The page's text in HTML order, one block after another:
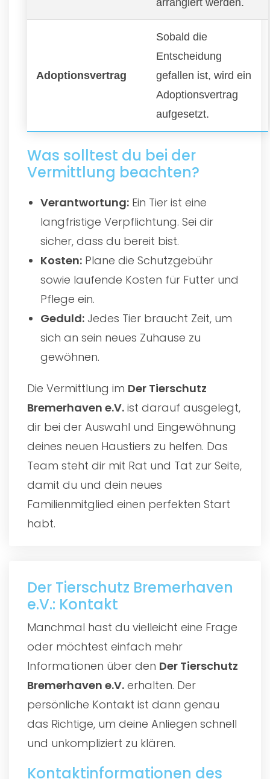
Adoptionsvertrag
Sobald die
Entscheidung
gefallen ist, wird ein
Adoptionsvertrag
aufgesetzt.
Was solltest du bei der
Vermittlung beachten?
Verantwortung: Ein Tier ist eine
langfristige Verpflichtung. Sei dir
sicher, dass du bereit bist.
Kosten: Plane die Schutzgebühr
sowie laufende Kosten für Futter und
Pflege ein.
Geduld: Jedes Tier braucht Zeit, um
sich an sein neues Zuhause zu
gewöhnen.
Die Vermittlung im Der Tierschutz
Bremerhaven e.V. ist darauf ausgelegt,
dir bei der Auswahl und Eingewöhnung
deines neuen Haustiers zu helfen. Das
Team steht dir mit Rat und Tat zur Seite,
damit du und dein neues
Familienmitglied einen perfekten Start
habt.
Der Tierschutz Bremerhaven
e.V.: Kontakt
Manchmal hast du vielleicht eine Frage
oder möchtest einfach mehr
Informationen über den Der Tierschutz
Bremerhaven e.V. erhalten. Der
persönliche Kontakt ist dann genau
das Richtige, um deine Anliegen schnell
und unkompliziert zu klären.
Kontaktinformationen des